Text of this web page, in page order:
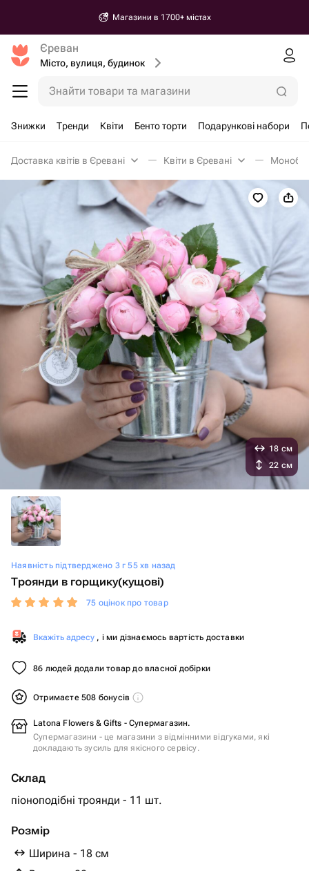
Магазини в 1700+ містах
Єреван
Місто, вулиця, будинок
Знайти товари та магазини
Знижки Тренди Квіти Бенто торти Подарункові набори
Доставка квітів в Єревані Квіти в Єревані
Наявність підтверджено 3 г 55 хв назад
Троянди в горщику(кущові)
75 оцінок про товар
Вкажіть адресу , і ми дізнаємось вартість доставки
86 людей додали товар до власної добірки
Отримаєте 508 бонусів
Latona Flowers & Gifts - Супермагазин.
Супермагазини - це магазини з відмінними відгуками, які
докладають зусиль для якісного сервісу.
Склад
піоноподібні троянди - 11 шт.
Розмір
Ширина - 18 см
18 см
22 см